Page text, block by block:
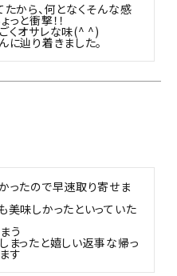
から、何となくそんな感
と衝撃！！
くオサレな味(^ ^)
辿り着きました。
ったので早速取り寄せま
美味しかったといっていた
う
まったと嬉しい返事な帰っ
す